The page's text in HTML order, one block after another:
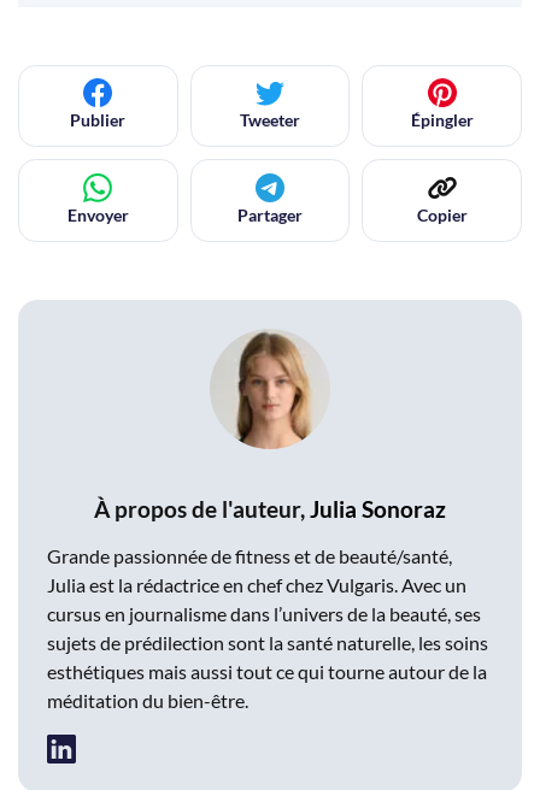
Publier Tweeter Épingler
Envoyer Partager Copier
À propos de l'auteur,Julia Sonoraz
Grande passionnée de fitness et de beauté/santé,
Julia est la rédactrice en chef chez Vulgaris. Avec un
cursus en journalisme dans l’univers de la beauté, ses
sujets de prédilection sont la santé naturelle, les soins
esthétiques mais aussi tout ce qui tourne autour de la
méditation du bien-être.